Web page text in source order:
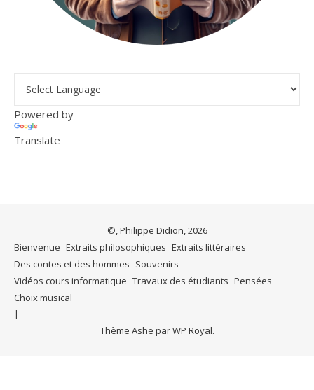
Powered by
Translate
©, Philippe Didion, 2026
Bienvenue Extraits philosophiques Extraits littéraires
Des contes et des hommes Souvenirs
Vidéos cours informatique Travaux des étudiants Pensées
Choix musical
Thème Ashe parWP Royal.